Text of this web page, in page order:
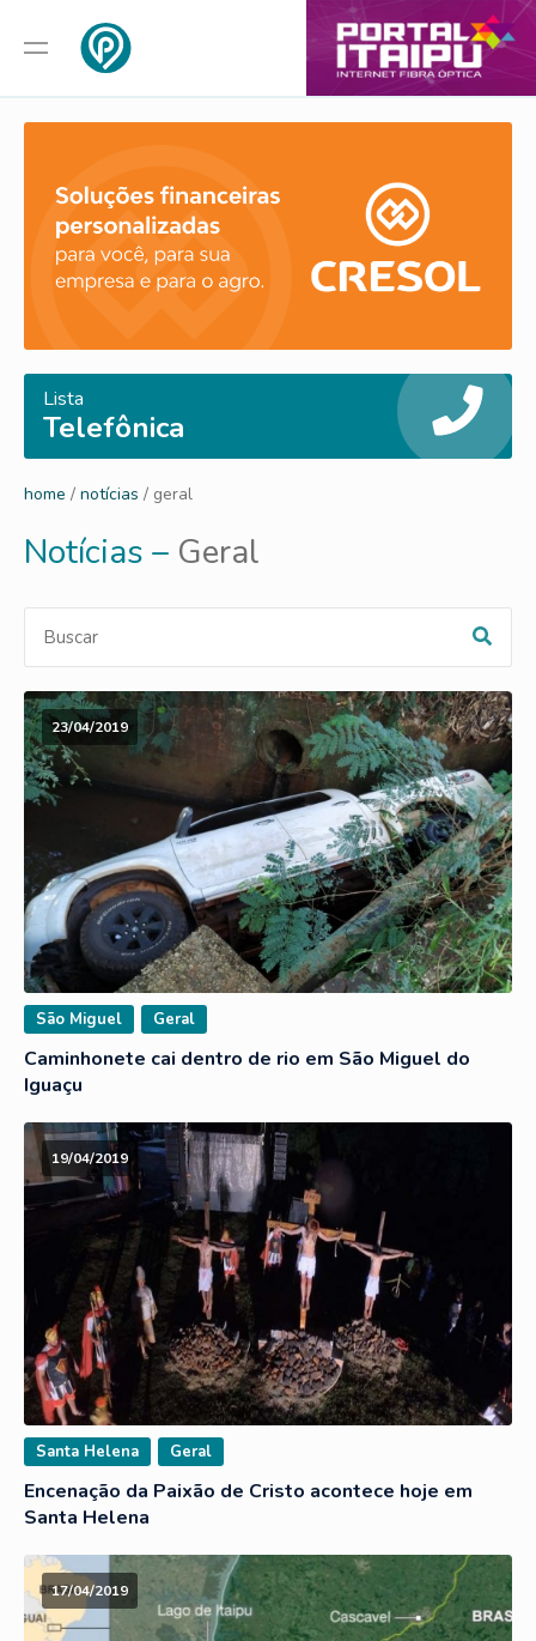
Lista
Telefônica
home / notícias / geral
Notícias – Geral
23/04/2019
São Miguel Geral
Caminhonete cai dentro de rio em São Miguel do
Iguaçu
19/04/2019
Santa Helena Geral
Encenação da Paixão de Cristo acontece hoje em
Santa Helena
17/04/2019